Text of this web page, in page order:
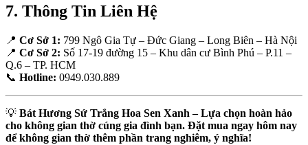
7. Thông Tin Liên Hệ
📍 Cơ Sở 1: 799 Ngô Gia Tự – Đức Giang – Long Biên – Hà Nội
📍 Cơ Sở 2: Số 17-19 đường 15 – Khu dân cư Bình Phú – P.11 –
Q.6 – TP. HCM
📞 Hotline: 0949.030.889
💡 Bát Hương Sứ Trắng Hoa Sen Xanh – Lựa chọn hoàn hảo
cho không gian thờ cúng gia đình bạn. Đặt mua ngay hôm nay
để không gian thờ thêm phần trang nghiêm, ý nghĩa!